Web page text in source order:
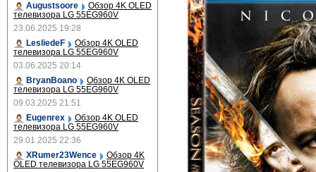
Augustsoore
Обзор 4K OLED
телевизора LG 55EG960V
23.06.2025 19:28
LesliedeF
Обзор 4K OLED
телевизора LG 55EG960V
03.06.2025 20:14
BryanBoano
Обзор 4K OLED
телевизора LG 55EG960V
09.03.2025 21:51
Eugenrex
Обзор 4K OLED
телевизора LG 55EG960V
29.01.2025 22:36
XRumer23Wence
Обзор 4K
OLED телевизора LG 55EG960V